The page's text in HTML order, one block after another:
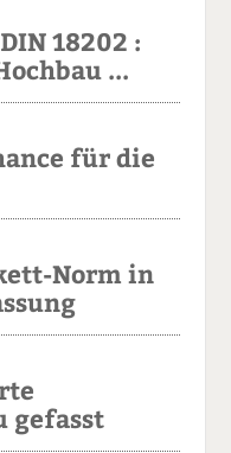
18202 :
...
für die
Norm in
gefasst